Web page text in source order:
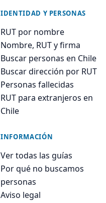
IDENTIDAD Y PERSONAS
RUT por nombre
Nombre, RUT y firma
Buscar personas en Chile
Buscar dirección por RUT
Personas fallecidas
RUT para extranjeros en
Chile
INFORMACIÓN
Ver todas las guías
Por qué no buscamos
personas
Aviso legal